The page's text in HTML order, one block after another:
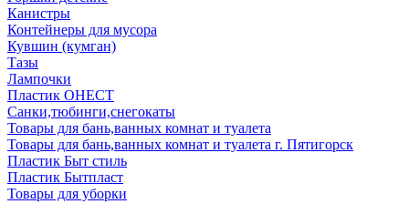
Канистры
Контейнеры для мусора
Кувшин (кумган)
Тазы
Лампочки
Пластик ОНЕСТ
Санки,тюбинги,снегокаты
Товары для бань,ванных комнат и туалета
Товары для бань,ванных комнат и туалета г. Пятигорск
Пластик Быт стиль
Пластик Бытпласт
Товары для уборки